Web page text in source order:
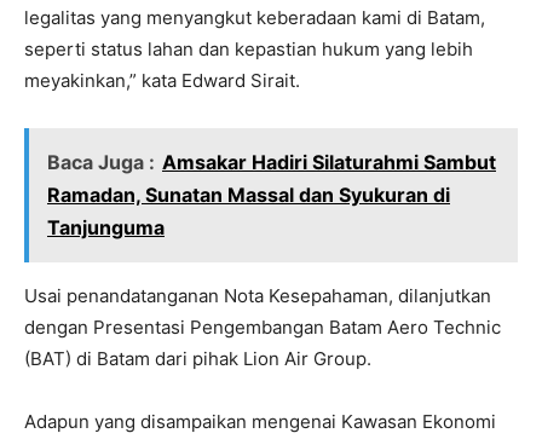
legalitas yang menyangkut keberadaan kami di Batam,
seperti status lahan dan kepastian hukum yang lebih
meyakinkan,” kata Edward Sirait.
Baca Juga : Amsakar Hadiri Silaturahmi Sambut
Ramadan, Sunatan Massal dan Syukuran di
Tanjunguma
Usai penandatanganan Nota Kesepahaman, dilanjutkan
dengan Presentasi Pengembangan Batam Aero Technic
(BAT) di Batam dari pihak Lion Air Group.
Adapun yang disampaikan mengenai Kawasan Ekonomi